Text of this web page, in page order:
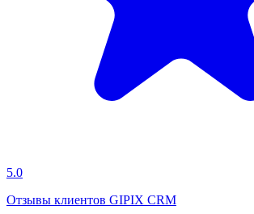
5.0
Отзывы клиентов GIPIX CRM